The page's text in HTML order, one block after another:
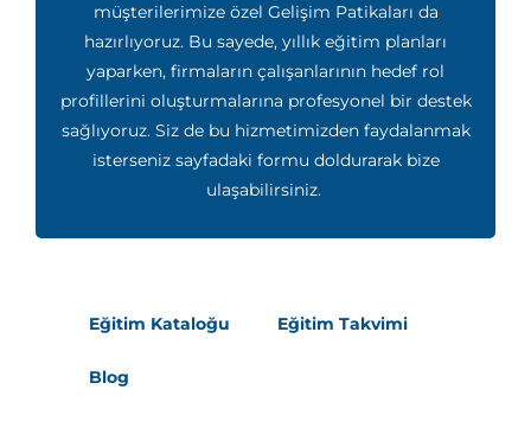
müşterilerimize özel Gelişim Patikaları da
hazırlıyoruz. Bu sayede, yıllık eğitim planları
yaparken, firmaların çalışanlarının hedef rol
profillerini oluşturmalarına profesyonel bir destek
sağlıyoruz. Siz de bu hizmetimizden faydalanmak
isterseniz sayfadaki formu doldurarak bize
ulaşabilirsiniz.
Eğitim Kataloğu Eğitim Takvimi
Blog